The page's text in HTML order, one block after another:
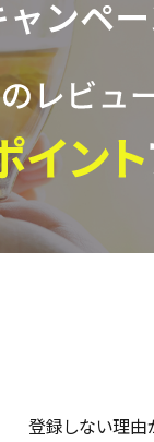
す
〜
ーブティー
登録しない理由